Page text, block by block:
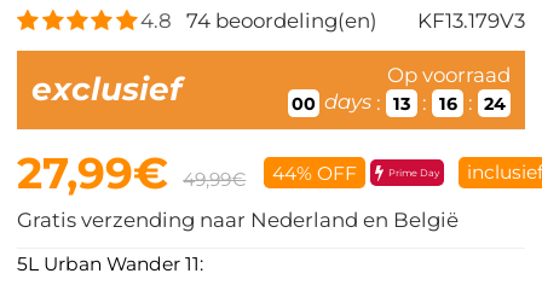
4.8 74beoordeling(en) KF13.179V3
exclusief Op voorraad
00 days : 13 : 16 : 23
27,99€ 49,99€ 44% OFF Prime Day
Gratis verzending naar Nederland en België
5L Urban Wander 11: